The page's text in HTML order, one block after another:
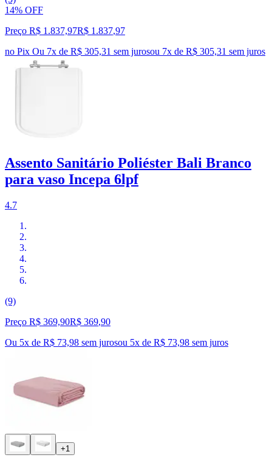
14% OFF
Preço R$ 1.837,97R$ 1.837,97
no Pix Ou 7x de R$ 305,31 sem jurosou 7x de R$ 305,31 sem juros
Assento Sanitário Poliéster Bali Branco
para vaso Incepa 6lpf
4.7
(9)
Preço R$ 369,90R$ 369,90
Ou 5x de R$ 73,98 sem jurosou 5x de R$ 73,98 sem juros
+1